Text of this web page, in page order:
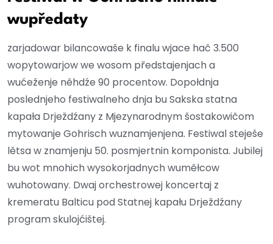
wupředaty
zarjadowar bilancowaše k finalu wjace hač 3.500
wopytowarjow we wosom předstajenjach a
wućeženje něhdźe 90 procentow. Dopołdnja
poslednjeho festiwalneho dnja bu Sakska statna
kapała Drježdźany z Mjezynarodnym šostakowičom
mytowanje Gohrisch wuznamjenjena. Festiwal steješe
lětsa w znamjenju 50. posmjertnin komponista. Jubilej
bu wot mnohich wysokorjadnych wuměłcow
wuhotowany. Dwaj orchestrowej koncertaj z
kremeratu Balticu pod Statnej kapału Drježdźany
program skulojćištej.